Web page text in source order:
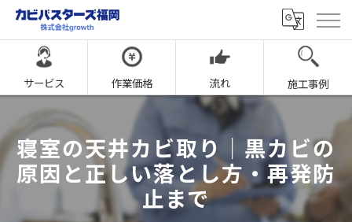
サービス 作業価格 流れ 施工事例
寝室の天井カビ取り｜黒カビの
原因と正しい落とし方・再発防
止まで